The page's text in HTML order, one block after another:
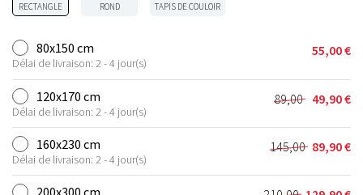
RECTANGLE ROND TAPIS DE COULOIR
80x150 cm
Délai de livraison: 2 - 4 jour(s)
55,00€
120x170 cm
Délai de livraison: 2 - 4 jour(s)
89,00
Le
prix
initial
était :
89,00 €.
49,90€
Le
prix
actuel
est :
49,90 €.
160x230 cm
Délai de livraison: 2 - 4 jour(s)
145,00
Le
prix
initial
89,90€
Le
prix
actuel
200x300 cm